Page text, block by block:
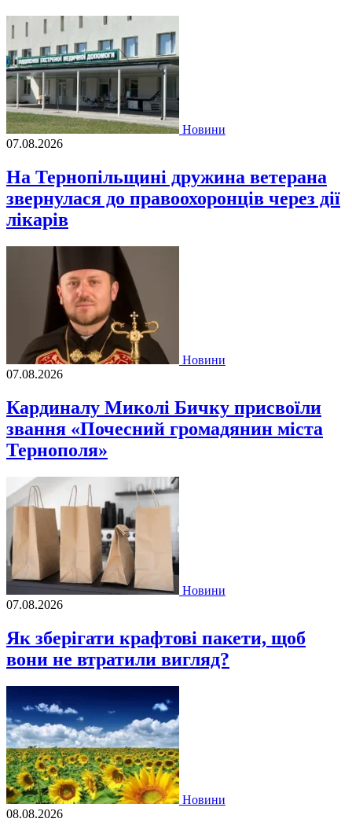
Новини
07.08.2026
На Тернопільщині дружина ветерана
звернулася до правоохоронців через дії
лікарів
Новини
07.08.2026
Кардиналу Миколі Бичку присвоїли
звання «Почесний громадянин міста
Тернополя»
Новини
07.08.2026
Як зберігати крафтові пакети, щоб
вони не втратили вигляд?
Новини
08.08.2026